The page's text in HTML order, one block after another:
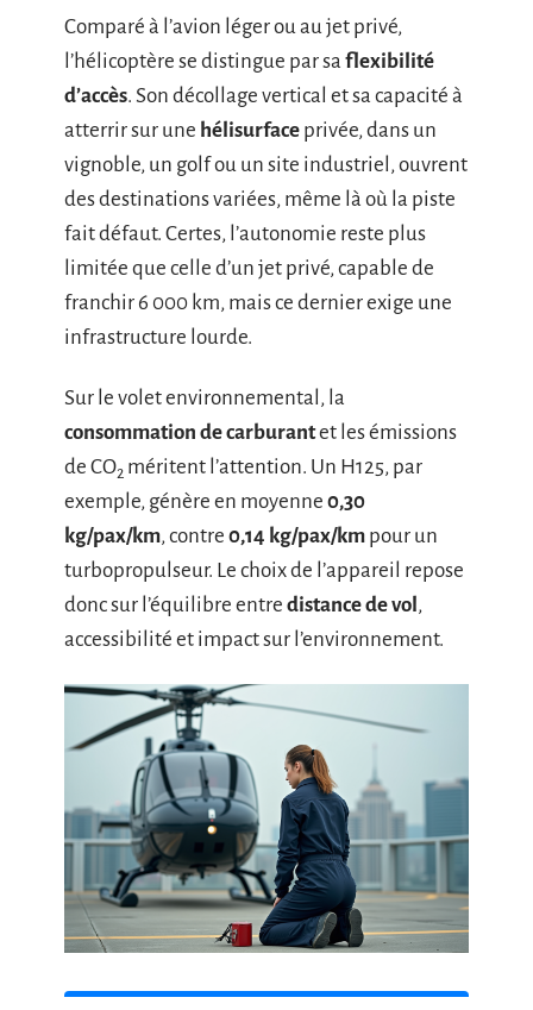
Comparé à l’avion léger ou au jet privé,
l’hélicoptère se distingue par sa flexibilité
d’accès. Son décollage vertical et sa capacité à
atterrir sur une hélisurface privée, dans un
vignoble, un golf ou un site industriel, ouvrent
des destinations variées, même là où la piste
fait défaut. Certes, l’autonomie reste plus
limitée que celle d’un jet privé, capable de
franchir 6 000 km, mais ce dernier exige une
infrastructure lourde.
Sur le volet environnemental, la
consommation de carburantet les émissions
de CO2 méritent l’attention. Un H125, par
exemple, génère en moyenne 0,30
kg/pax/km, contre 0,14 kg/pax/km pour un
turbopropulseur. Le choix de l’appareil repose
donc sur l’équilibre entre distance de vol,
accessibilité et impact sur l’environnement.